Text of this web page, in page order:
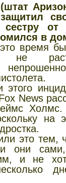
защитил
от
в
время
не
этого
News
на
это тем,
они сами,
и не